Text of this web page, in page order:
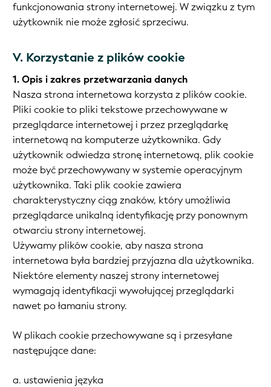
funkcjonowania strony internetowej. W związku z tym
użytkownik nie może zgłosić sprzeciwu.
V. Korzystanie z plików cookie
1. Opis i zakres przetwarzania danych
Nasza strona internetowa korzysta z plików cookie.
Pliki cookie to pliki tekstowe przechowywane w
przeglądarce internetowej i przez przeglądarkę
internetową na komputerze użytkownika. Gdy
użytkownik odwiedza stronę internetową, plik cookie
może być przechowywany w systemie operacyjnym
użytkownika. Taki plik cookie zawiera
charakterystyczny ciąg znaków, który umożliwia
przeglądarce unikalną identyfikację przy ponownym
otwarciu strony internetowej.
Używamy plików cookie, aby nasza strona
internetowa była bardziej przyjazna dla użytkownika.
Niektóre elementy naszej strony internetowej
wymagają identyfikacji wywołującej przeglądarki
nawet po łamaniu strony.
W plikach cookie przechowywane są i przesyłane
następujące dane:
a. ustawienia języka